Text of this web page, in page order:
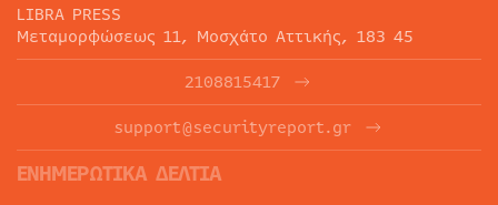
LIBRA PRESS
Μεταμορφώσεως 11, Μοσχάτο Αττικής, 183 45
2108815417
support@securityreport.gr
ΕΝΗΜΕΡΩΤΙΚΑ ΔΕΛΤΙΑ